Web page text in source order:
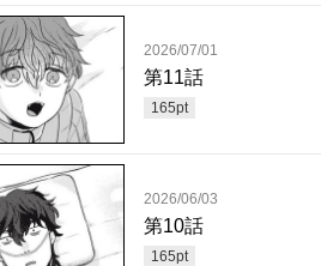
2026/07/01
第11話
165pt
2026/06/03
第10話
165pt